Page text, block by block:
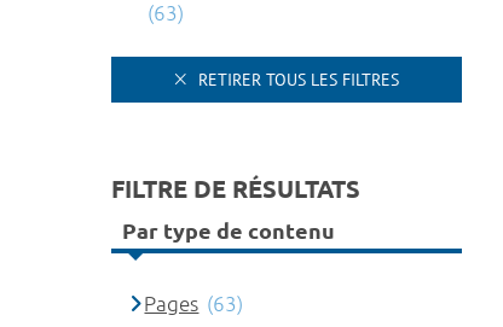
(63)
RETIRER TOUS LES FILTRES
FILTRE DE RÉSULTATS
Par type de contenu
Pages (63)